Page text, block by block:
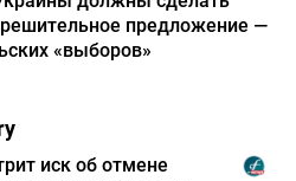
предложение —
«выборов»